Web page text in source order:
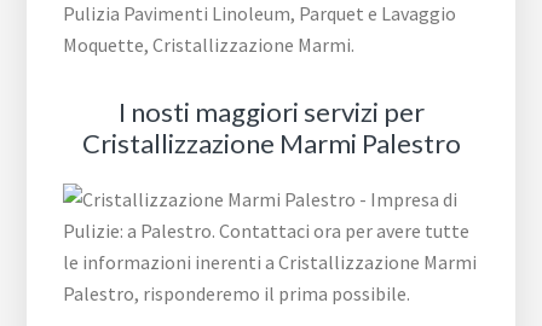
Pulizia Pavimenti Linoleum, Parquet e Lavaggio
Moquette, Cristallizzazione Marmi.
I nosti maggiori servizi per
Cristallizzazione Marmi Palestro